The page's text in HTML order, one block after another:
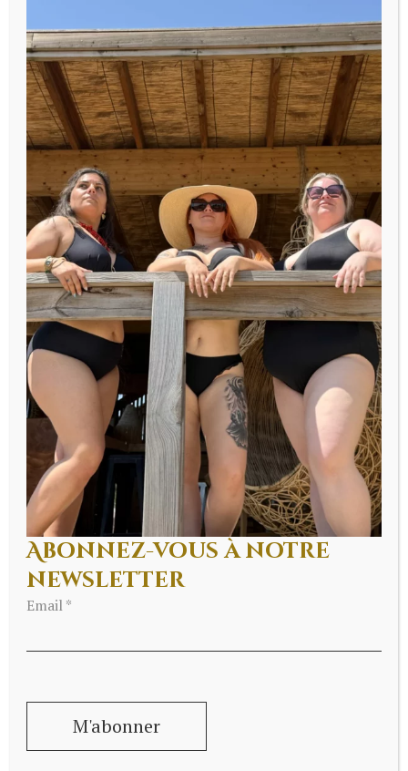
Beauté AdminAlice
Lessoutiens-gorgefont partie intégrante
des vêtements de tous les jours pour
femmes. Ces sous-vêtements sont achetés
avec un amour et des soins extrêmes. Un
type de soutien-gorge qui est souvent
négligé et sous-estimé est le soutien-gorge
de sport.
Les soutiens-gorge de sport sont l’un des
soutiens-gorge les plus confortables qui
. Étant donné que les soutiens-gorge
de sport sont souvent associés à des activités
sportives ou physiques, les nombreux
avantages du port du soutien-gorge de sport
sont inconnus.
Abonnez-vous à notre
newsletter
Email *